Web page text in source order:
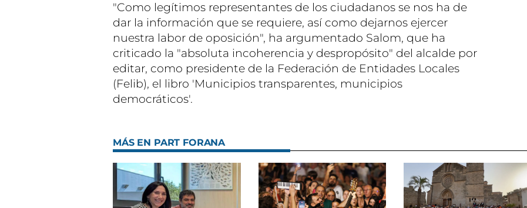
"Como legítimos representantes de los ciudadanos se nos ha de
dar la información que se requiere, así como dejarnos ejercer
nuestra labor de oposición", ha argumentado Salom, que ha
criticado la "absoluta incoherencia y despropósito" del alcalde por
editar, como presidente de la Federación de Entidades Locales
(Felib), el libro 'Municipios transparentes, municipios
democráticos'.
MÁS EN PART FORANA